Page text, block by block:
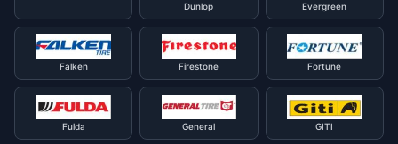
Dunlop
Evergreen
Falken Firestone Fortune
Fulda General GITI